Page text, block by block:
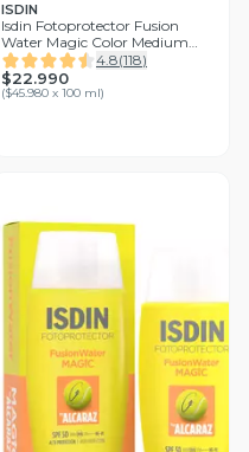
ISDIN
Isdin Fotoprotector Fusion
Water Magic Color Medium
Spf50 50 ml 4.8(118)
$22.990
($45.980 x 100 ml)